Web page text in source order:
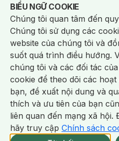
Chăm Sóc Cá Nhân
Chống Muỗi /Khẩu Trang /Máy Massage/
Sản Phẩm Chăm Sóc Khác /Bàn Chải Đánh
Hỗ Trợ Trắng Răng/Kem Đánh Răng /Máy
Tăm / Chỉ Nha Khoa/ Xịt Thơm Miệng / Dung
Khăn Ướt Vệ Sinh Vùng Kín/Băng Vệ Sinh/
Máy Cạo Râu
Vấn Đề Về Da
Da Dầu / Lỗ Chân Lông To/ Da Khô / Mất
Da Nhạy Cảm / Kích Ứng
Da Xỉn Màu
Quầng Thâm & Bọng Mắt /Sẹo /Viêm Da Cơ
Dụng Cụ / Phụ Kiện Chăm Sóc Da
Bông Tẩy Trang
Khăn Lau Mặt Khô Dụng
Dụng Cụ Chăm Sóc Khác
BIỂU NGỮ COOKIE
Notice about cookies usage
Chúng tôi quan tâm đến
Chúng tôi sử dụng các
website của chúng tôi và
suốt quá trình điều hướng.
chúng tôi và các đối tác
cookie để theo dõi các
bạn, đề xuất nội dung và
thích và ưu tiên của bạn
liên quan đến mạng xã hội.
hãy truy cập Chính sách